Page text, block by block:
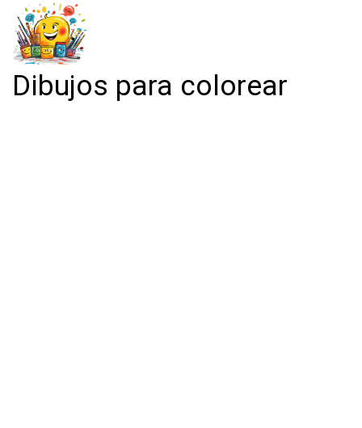
Dibujos para colorear